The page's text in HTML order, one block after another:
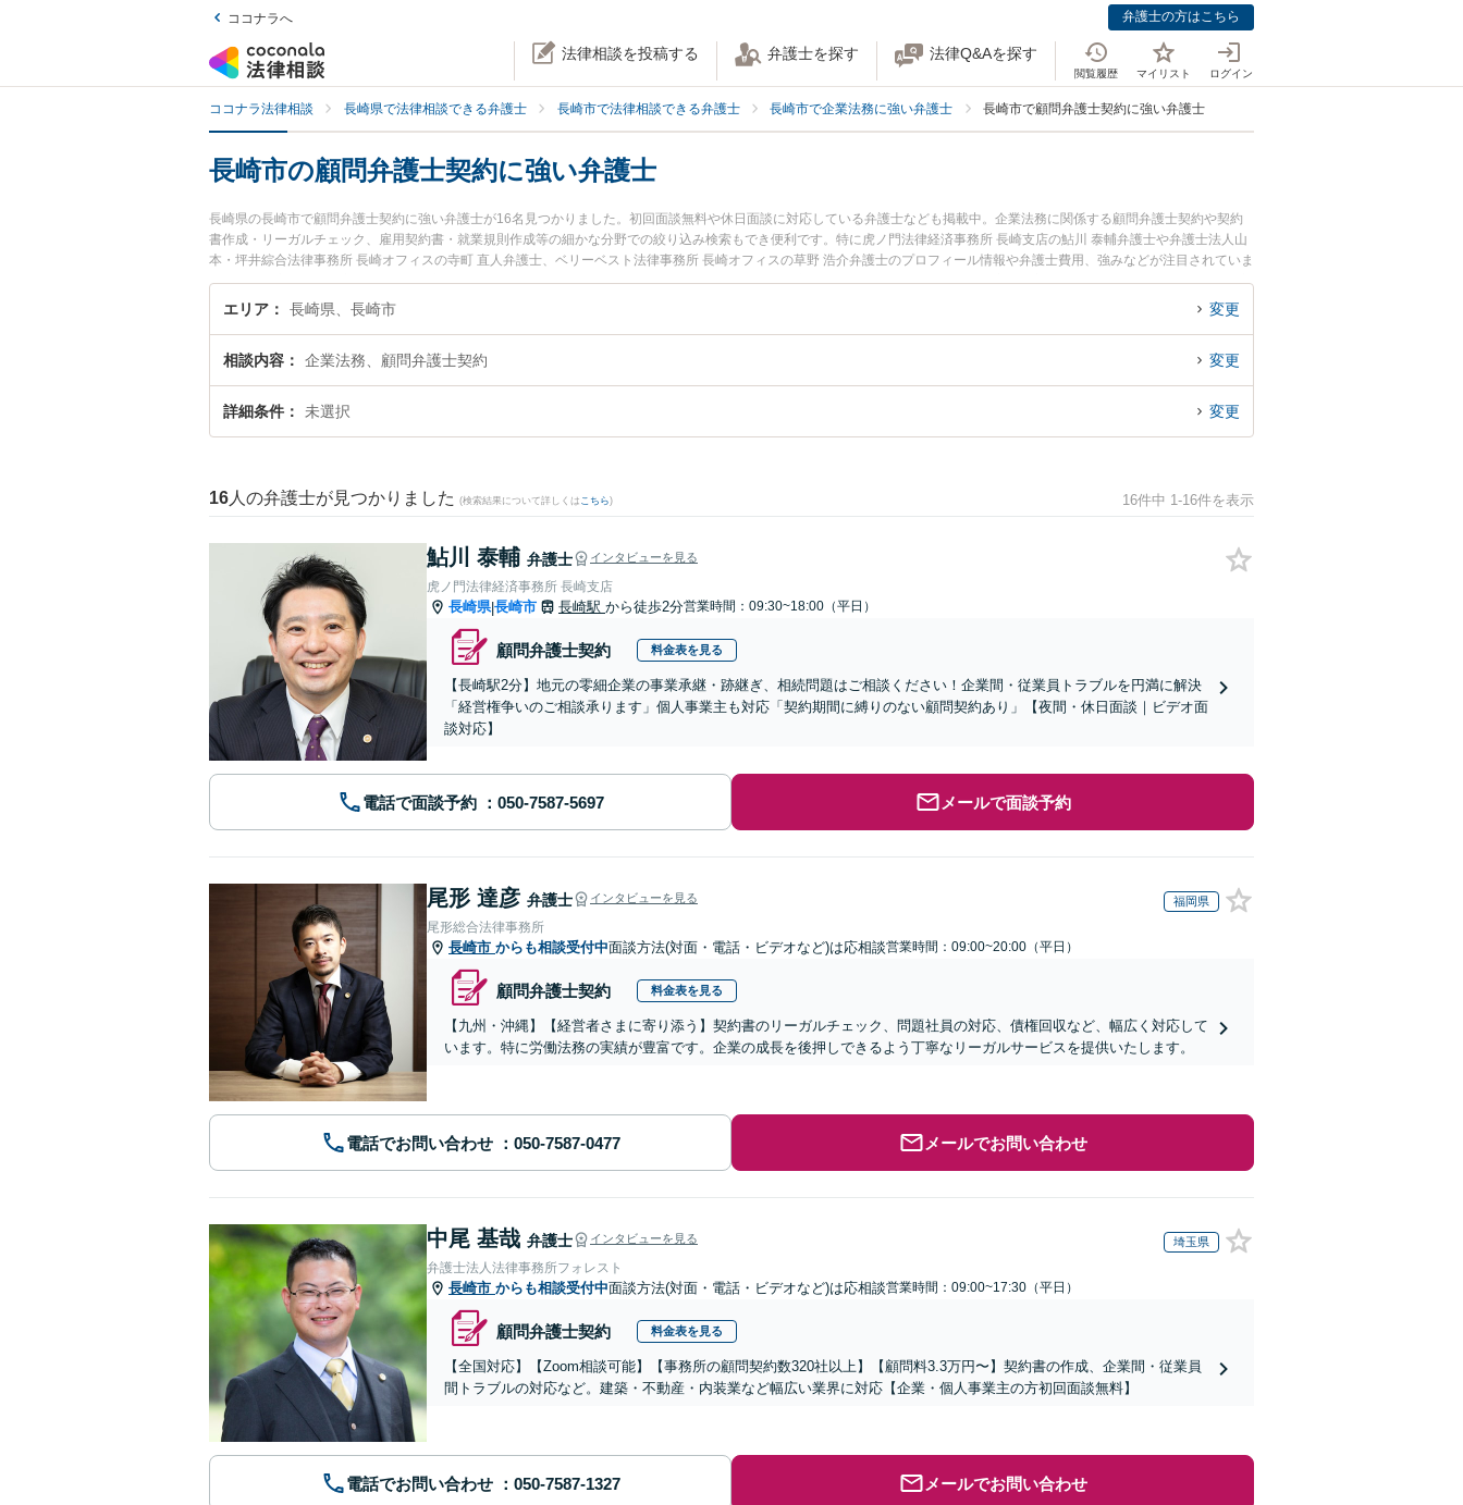
ココナラへ 弁護士の方はこちら
法律相談を投稿する 弁護士を探す 法律Q&Aを探す
閲覧履歴 マイリスト ログイン
ココナラ法律相談 長崎県で法律相談できる弁護士 長崎市で法律相談できる弁護士 長崎市で企業法務に強い弁護士 長崎市で顧問弁護士契約に強い弁護士
長崎市の顧問弁護士契約に強い弁護士
長崎県の長崎市で顧問弁護士契約に強い弁護士が16名見つかりました。初回面談無料や休日面談に対応している弁護士なども掲載中。企業法務に関係する顧問弁護士契約や契約
書作成・リーガルチェック、雇用契約書・就業規則作成等の細かな分野での絞り込み検索もでき便利です。特に虎ノ門法律経済事務所 長崎支店の鮎川 泰輔弁護士や弁護士法人山
本・坪井綜合法律事務所 長崎オフィスの寺町 直人弁護士、ベリーベスト法律事務所 長崎オフィスの草野 浩介弁護士のプロフィール情報や弁護士費用、強みなどが注目されていま
す。『長崎市で土日や夜間に発生した顧問弁護士契約のトラブルを今すぐに弁護士に相談したい』『顧問弁護士契約のトラブル解決の実績豊富な近くの弁護士を検索したい』『初
回相談無料で顧問弁護士契約を法律相談できる長崎市内の弁護士に相談予約したい』などでお困りの相談者さんにおすすめです。
エリア 長崎県、長崎市 変更
相談内容 企業法務、顧問弁護士契約 変更
詳細条件 未選択 変更
16 人の弁護士が見つかりました (検索結果について詳しくは こちら) 16件中 1-16件を表示
鮎川 泰輔 弁護士 インタビューを見る
虎ノ門法律経済事務所 長崎支店
長崎県|長崎市 長崎駅 から徒歩2分営業時間：09:30~18:00（平日）
顧問弁護士契約 料金表を見る
【長崎駅2分】地元の零細企業の事業承継・跡継ぎ、相続問題はご相談ください！企業間・従業員トラブルを円満に解決
「経営権争いのご相談承ります」個人事業主も対応「契約期間に縛りのない顧問契約あり」【夜間・休日面談｜ビデオ面
談対応】
電話で面談予約 メールで面談予約
尾形 達彦 弁護士 インタビューを見る 福岡県
尾形総合法律事務所
長崎市 からも相談受付中面談方法(対面・電話・ビデオなど)は応相談営業時間：09:00~20:00（平日）
顧問弁護士契約 料金表を見る
【九州・沖縄】【経営者さまに寄り添う】契約書のリーガルチェック、問題社員の対応、債権回収など、幅広く対応して
います。特に労働法務の実績が豊富です。企業の成長を後押しできるよう丁寧なリーガルサービスを提供いたします。
電話でお問い合わせ メールでお問い合わせ
中尾 基哉 弁護士 インタビューを見る 埼玉県
弁護士法人法律事務所フォレスト
長崎市 からも相談受付中面談方法(対面・電話・ビデオなど)は応相談営業時間：09:00~17:30（平日）
顧問弁護士契約 料金表を見る
【全国対応】【Zoom相談可能】【事務所の顧問契約数320社以上】【顧問料3.3万円〜】契約書の作成、企業間・従業員
間トラブルの対応など。建築・不動産・内装業など幅広い業界に対応【企業・個人事業主の方初回面談無料】
電話でお問い合わせ メールでお問い合わせ